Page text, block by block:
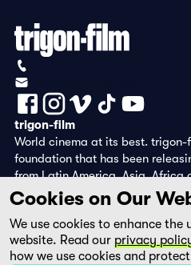
trigon-film
World cinema at its best. trigon-
foundation that has been
from Latin America, Asia, Africa
cinemas since 1988 and
streaming platform filmingo.
Cookies on Our
We use cookies to enhance the
website. Read our privacy
how we use cookies and